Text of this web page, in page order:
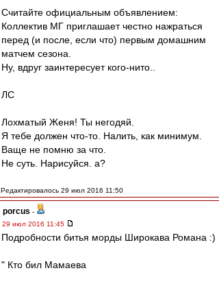
Считайте официальным объявлением:
Коллектив МГ приглашает честно нажраться
перед (и после, если что) первым домашним
матчем сезона.
Ну, вдруг заинтересует кого-нито..
ЛС
Лохматый Женя! Ты негодяй.
Я тебе должен что-то. Налить, как минимум.
Ваще не помню за что.
Не суть. Нарисуйся. а?
Редактировалось 29 июл 2016 11:50
porcus -
29 июл 2016 11:45
Подробности битья морды Широкава Романа :)
" Кто бил Мамаева